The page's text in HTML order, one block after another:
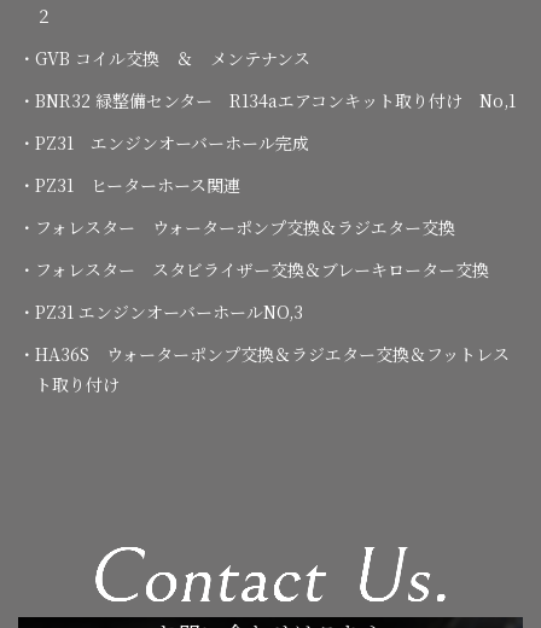
２
・GVB コイル交換 ＆ メンテナンス
・BNR32 緑整備センター R134aエアコンキット取り付け No,1
・PZ31 エンジンオーバーホール完成
・PZ31 ヒーターホース関連
・フォレスター ウォーターポンプ交換＆ラジエター交換
・フォレスター スタビライザー交換＆ブレーキローター交換
・PZ31 エンジンオーバーホールNO,3
・HA36S ウォーターポンプ交換＆ラジエター交換＆フットレス
ト取り付け